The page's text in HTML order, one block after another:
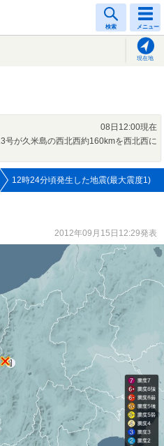
検索 メニュー
現在地
08日12:00現在
号が久米島の西北西約160kmを西北西に
12時24分頃発生した地震(最大震度1)
2012年09月15日12:29発表